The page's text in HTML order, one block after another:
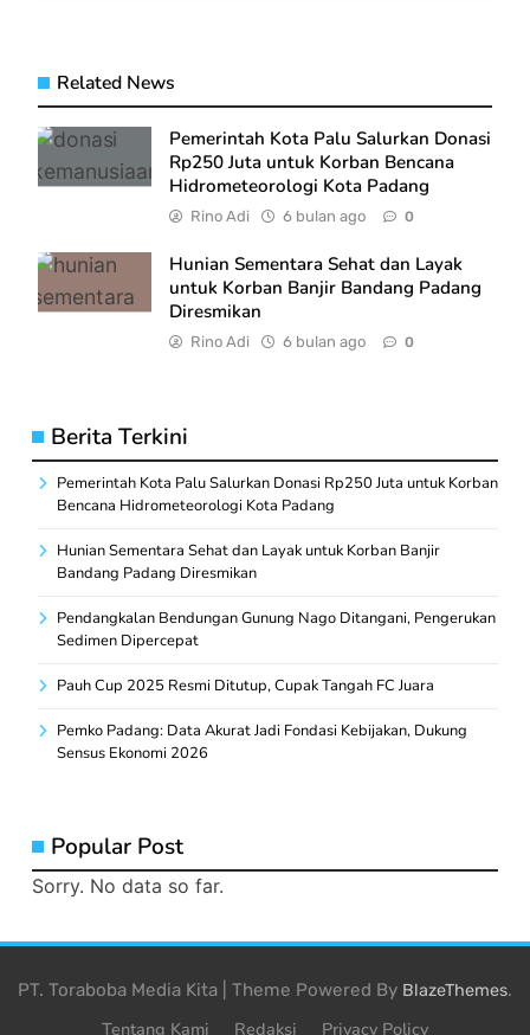
Related News
Pemerintah Kota Palu Salurkan Donasi
Rp250 Juta untuk Korban Bencana
Hidrometeorologi Kota Padang
Rino Adi 6 bulan ago 0
Hunian Sementara Sehat dan Layak
untuk Korban Banjir Bandang Padang
Diresmikan
Rino Adi 6 bulan ago 0
Berita Terkini
Pemerintah Kota Palu Salurkan Donasi Rp250 Juta untuk Korban
Bencana Hidrometeorologi Kota Padang
Hunian Sementara Sehat dan Layak untuk Korban Banjir
Bandang Padang Diresmikan
Pendangkalan Bendungan Gunung Nago Ditangani, Pengerukan
Sedimen Dipercepat
Pauh Cup 2025 Resmi Ditutup, Cupak Tangah FC Juara
Pemko Padang: Data Akurat Jadi Fondasi Kebijakan, Dukung
Sensus Ekonomi 2026
Popular Post
Sorry. No data so far.
PT. Toraboba Media Kita | Theme Powered By BlazeThemes.
Tentang Kami Redaksi Privacy Policy